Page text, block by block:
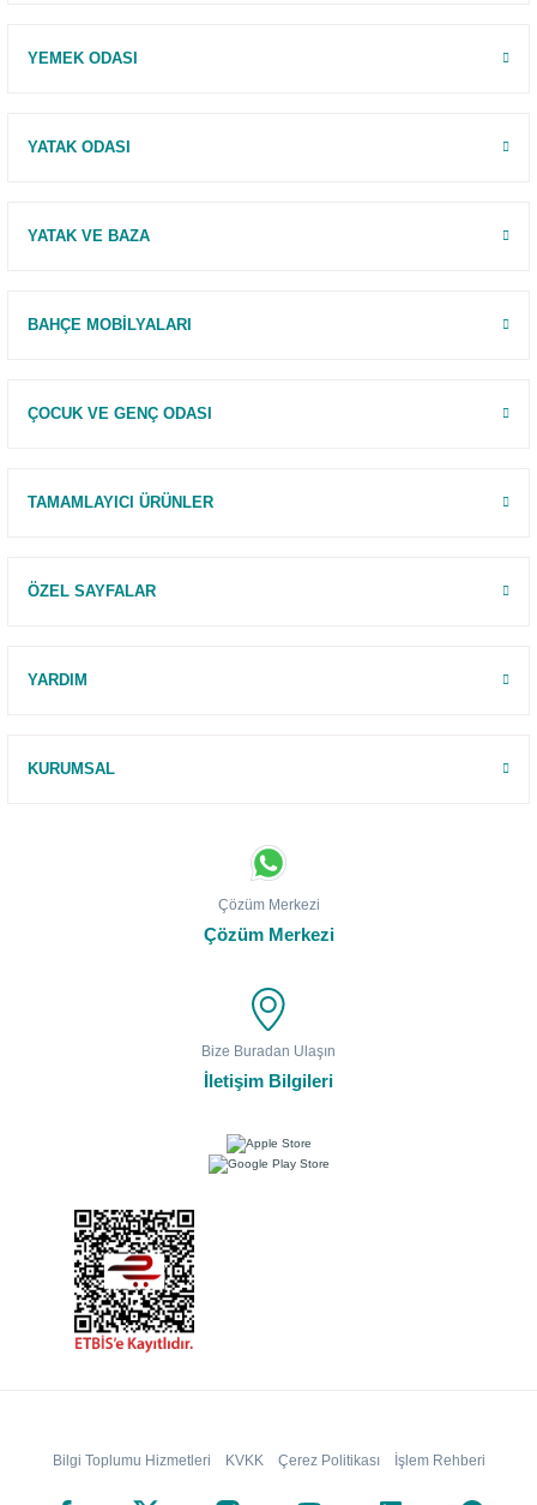
YEMEK ODASI
YATAK ODASI
YATAK VE BAZA
BAHÇE MOBİLYALARI
ÇOCUK VE GENÇ ODASI
TAMAMLAYICI ÜRÜNLER
ÖZEL SAYFALAR
YARDIM
KURUMSAL
Çözüm Merkezi
Çözüm Merkezi
Bize Buradan Ulaşın
İletişim Bilgileri
Bilgi Toplumu Hizmetleri KVKK Çerez Politikası İşlem Rehberi